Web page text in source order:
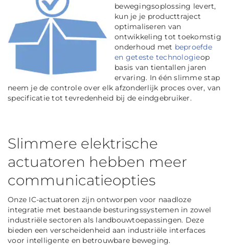
bewegingsoplossing levert,
kun je je producttraject
optimaliseren van
ontwikkeling tot toekomstig
onderhoud met beproefde
en geteste technologieop
basis van tientallen jaren
ervaring. In één slimme stap
neem je de controle over elk afzonderlijk proces over, van
specificatie tottevredenheid bij de eindgebruiker.
Slimmere elektrische
actuatoren hebben meer
communicatieopties
Onze IC-actuatoren zijn ontworpen voor naadloze
integratie met bestaande besturingssystemen in zowel
industriële sectoren als landbouwtoepassingen. Deze
bieden een verscheidenheid aan industriële interfaces
voor intelligente en betrouwbare beweging.